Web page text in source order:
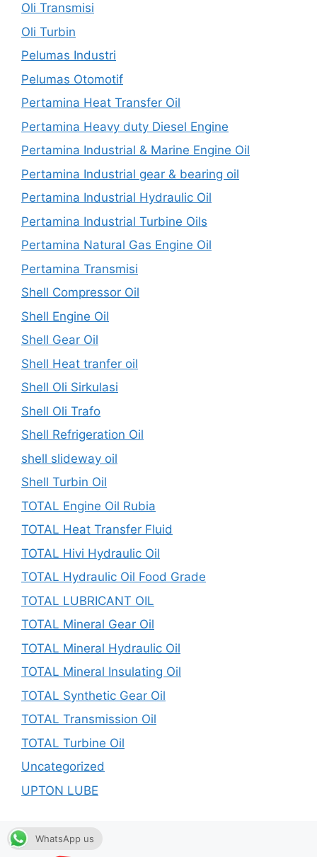
Oli Transmisi
Oli Turbin
Pelumas Industri
Pelumas Otomotif
Pertamina Heat Transfer Oil
Pertamina Heavy duty Diesel Engine
Pertamina Industrial & Marine Engine Oil
Pertamina Industrial gear & bearing oil
Pertamina Industrial Hydraulic Oil
Pertamina Industrial Turbine Oils
Pertamina Natural Gas Engine Oil
Pertamina Transmisi
Shell Compressor Oil
Shell Engine Oil
Shell Gear Oil
Shell Heat tranfer oil
Shell Oli Sirkulasi
Shell Oli Trafo
Shell Refrigeration Oil
shell slideway oil
Shell Turbin Oil
TOTAL Engine Oil Rubia
TOTAL Heat Transfer Fluid
TOTAL Hivi Hydraulic Oil
TOTAL Hydraulic Oil Food Grade
TOTAL LUBRICANT OIL
TOTAL Mineral Gear Oil
TOTAL Mineral Hydraulic Oil
TOTAL Mineral Insulating Oil
TOTAL Synthetic Gear Oil
TOTAL Transmission Oil
TOTAL Turbine Oil
Uncategorized
UPTON LUBE
WhatsApp us